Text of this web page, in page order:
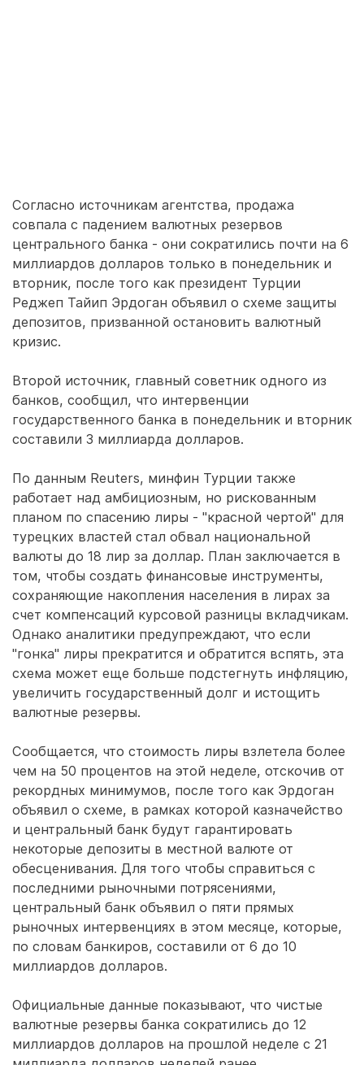
Согласно источникам агентства, продажа
совпала с падением валютных резервов
центрального банка - они сократились почти на 6
миллиардов долларов только в понедельник и
вторник, после того как президент Турции
Реджеп Тайип Эрдоган объявил о схеме защиты
депозитов, призванной остановить валютный
кризис.
Второй источник, главный советник одного из
банков, сообщил, что интервенции
государственного банка в понедельник и вторник
составили 3 миллиарда долларов.
По данным Reuters, минфин Турции также
работает над амбициозным, но рискованным
планом по спасению лиры - "красной чертой" для
турецких властей стал обвал национальной
валюты до 18 лир за доллар. План заключается в
том, чтобы создать финансовые инструменты,
сохраняющие накопления населения в лирах за
счет компенсаций курсовой разницы вкладчикам.
Однако аналитики предупреждают, что если
"гонка" лиры прекратится и обратится вспять, эта
схема может еще больше подстегнуть инфляцию,
увеличить государственный долг и истощить
валютные резервы.
Сообщается, что стоимость лиры взлетела более
чем на 50 процентов на этой неделе, отскочив от
рекордных минимумов, после того как Эрдоган
объявил о схеме, в рамках которой казначейство
и центральный банк будут гарантировать
некоторые депозиты в местной валюте от
обесценивания. Для того чтобы справиться с
последними рыночными потрясениями,
центральный банк объявил о пяти прямых
рыночных интервенциях в этом месяце, которые,
по словам банкиров, составили от 6 до 10
миллиардов долларов.
Официальные данные показывают, что чистые
валютные резервы банка сократились до 12
миллиардов долларов на прошлой неделе с 21